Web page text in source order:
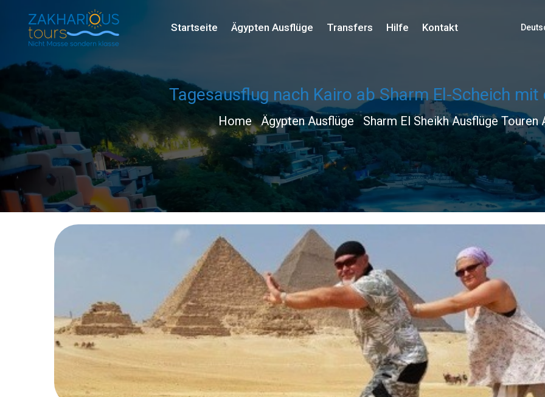
Startseite Ägypten Ausflüge Transfers Hilfe Kontakt
Tagesausflug nach Kairo ab Sharm El-Scheich mit
Home Ägypten Ausflüge Sharm El Sheikh Ausflüge Touren